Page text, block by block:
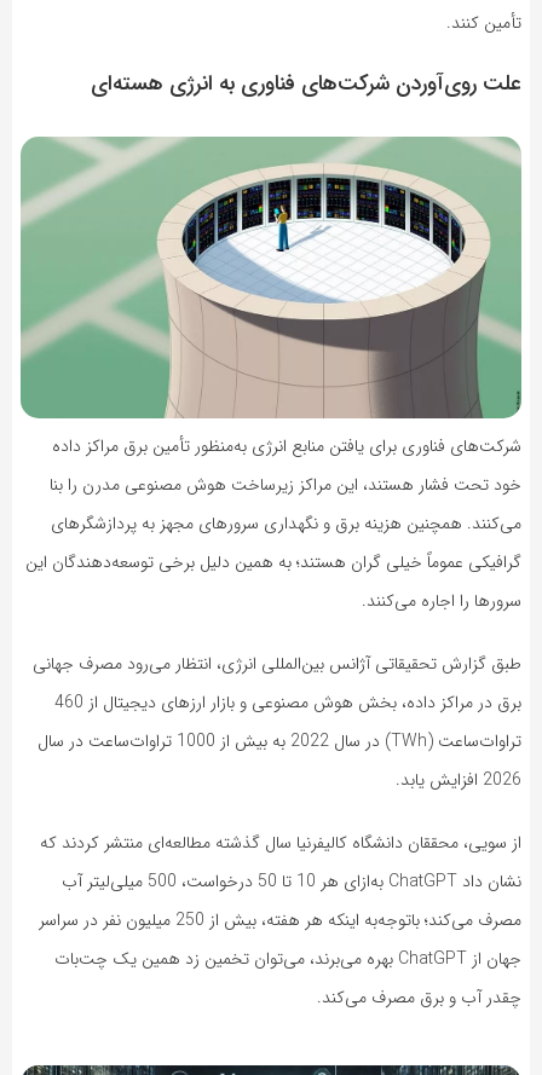
تأمین کنند.
علت روی‌آوردن شرکت‌های فناوری به انرژی هسته‌ای
شرکت‌های فناوری برای یافتن منابع انرژی به‌منظور تأمین برق مراکز داده
خود تحت فشار هستند، این مراکز زیرساخت هوش مصنوعی مدرن را بنا
می‌کنند. همچنین هزینه برق و نگهداری سرورهای مجهز به پردازشگرهای
گرافیکی عموماً خیلی گران هستند؛ به همین دلیل برخی توسعه‌دهندگان این
سرورها را اجاره می‌کنند.
طبق گزارش تحقیقاتی آژانس بین‌المللی انرژی، انتظار می‌رود مصرف جهانی
برق در مراکز داده، بخش هوش مصنوعی و بازار ارزهای دیجیتال از 460
تراوات‌ساعت (TWh) در سال 2022 به بیش از 1000 تراوات‌ساعت در سال
2026 افزایش یابد.
از سویی، محققان دانشگاه کالیفرنیا سال گذشته مطالعه‌ای منتشر کردند که
نشان داد ChatGPT به‌ازای هر 10 تا 50 درخواست، 500 میلی‌لیتر آب
مصرف می‌کند؛ باتوجه‌به اینکه هر هفته، بیش از 250 میلیون نفر در سراسر
جهان از ChatGPT بهره می‌برند، می‌توان تخمین زد همین یک چت‌بات
چقدر آب و برق مصرف می‌کند.